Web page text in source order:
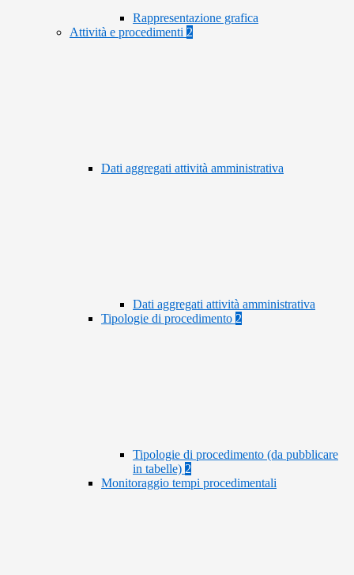
Rappresentazione grafica
Attività e procedimenti 2
Dati aggregati attività amministrativa
Dati aggregati attività amministrativa
Tipologie di procedimento 2
Tipologie di procedimento (da pubblicare
in tabelle) 2
Monitoraggio tempi procedimentali